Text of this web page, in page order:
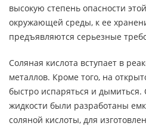
высокую степень опасности
окружающей среды, к ее
предъявляются серьезные
Соляная кислота вступает в
металлов. Кроме того, на
быстро испаряться и дымиться.
жидкости были разработаны
соляной кислоты, для